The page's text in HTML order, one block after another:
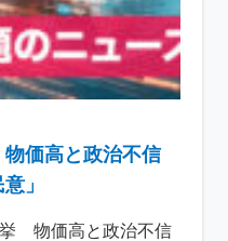
価高と政治不信
」
物価高と政治不信